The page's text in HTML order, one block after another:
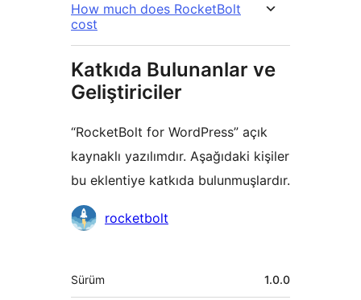
How much does RocketBolt
cost
Katkıda Bulunanlar ve
Geliştiriciler
“RocketBolt for WordPress” açık
kaynaklı yazılımdır. Aşağıdaki kişiler
bu eklentiye katkıda bulunmuşlardır.
Katkıdarocketbolt
Meta
Sürüm 1.0.0